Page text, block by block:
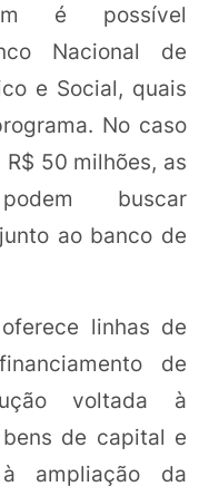
é possível
Nacional de
e Social, quais
No caso
50 milhões, as
buscar
ao banco de
linhas de
de
voltada à
de capital e
ampliação da